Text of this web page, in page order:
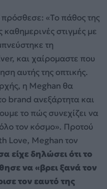
«Το πάθος της
καθημερινές στιγμές με
τη
και χαίρομαστε που
αυτής της οπτικής.
η Meghan θα
brand ανεξάρτητα και
το πώς συνεχίζει να
τον κόσμο». Προτού
Love, Meghan τον
είχε δηλώσει ότι το
να «βρει ξανά τον
τον εαυτό της